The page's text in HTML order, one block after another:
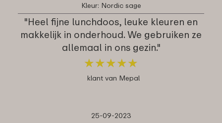
Kleur: Nordic sage
"Heel fijne lunchdoos, leuke kleuren en
makkelijk in onderhoud. We gebruiken ze
allemaal in ons gezin."
★★★★★
★★★★★
klant van Mepal
25-09-2023